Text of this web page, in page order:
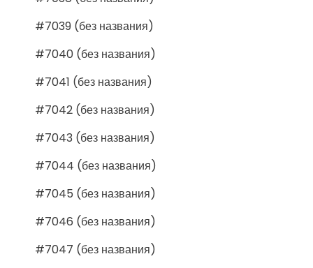
#7039 (без названия)
#7040 (без названия)
#7041 (без названия)
#7042 (без названия)
#7043 (без названия)
#7044 (без названия)
#7045 (без названия)
#7046 (без названия)
#7047 (без названия)